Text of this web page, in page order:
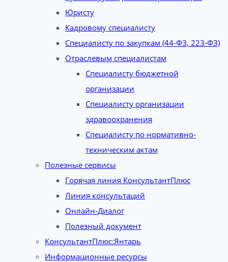
Юристу
Кадровому специалисту
Специалисту по закупкам (44-ФЗ, 223-ФЗ)
Отраслевым специалистам
Специалисту бюджетной
организации
Специалисту организации
здравоохранения
Специалисту по нормативно-
техническим актам
Полезные сервисы
Горячая линия КонсультантПлюс
Линия консультаций
Онлайн-Диалог
Полезный документ
КонсультантПлюс:Янтарь
Информационные ресурсы